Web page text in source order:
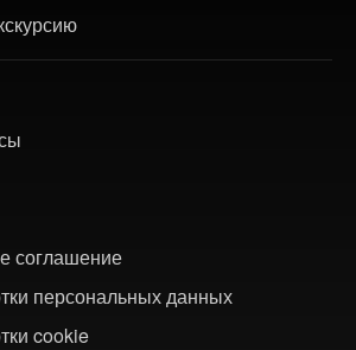
соглашение
персональных данных
cookie